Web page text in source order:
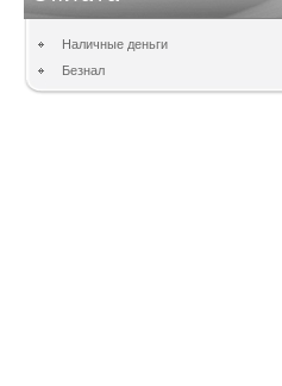
Наличные деньги
Безнал